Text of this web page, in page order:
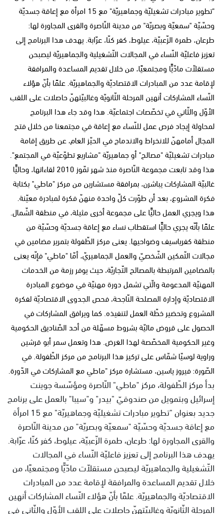
"تطوير مبادرات تشغيليّة وجماهيريّة" مع 15 امرأة مع إعاقة جسديّة
وحسّيّة "سمعيّة وبصريّة" من مدينة النّاصرة والقرى المجاورة لها:
طرعان، طمرة الزّعبيّة، عيلوط، كفر كنّا، عرّابة. يهدف هذا البرنامج إلى
تعزيز فاعليّة النّساء في المجالات التّشغيلية والجماهيريّة ليصبحن
مستقلاّت مادّيًّا ومجتمعيًا، من خلال تقديم المساعدة والمرافقة
لإقامة عدد من المبادرات الاقتصاديّة والجماهيريّة. علمًا بأنّ هؤلاء
النّساء المشاركات أنهين المرحلة الثّانويّة وغالبيّتهنّ حاصلات على اللقب
الأوّل والثّاني في تخصّصات اجتماعيّة. هذا وقد جاء هذا البرنامج
لمحاولة إيجاد فرص عمل للنّساء مع إعاقة في مجتمعنا من خلال فتح
المجال أمامهنّ للانخراط والاندماج في الحيّز العام، عن طريق إقامة
مبادرات تشغيليّة "مصالح" أو جماهيريّة "مشاريع تطوّعيّة في المجتمع".
هذا وقد تابعت مجموعة النّاصرة منذ شهر تمّوز 2010 لقاءاتها، وحاليًّا
غالبيّة المشاركات يباشرن، بمرافقة مستشارين من مركز "ماطي" بكتابة
فكرة المشروع، بعد أن طوّرت كلّ واحدة منهنّ فكرة لمبادرة معيّنة.
هذا ويجري العمل حاليًّا على مجموعة أخرى مثيلة، في منطقة الشّمال.
علمًا بأنّه يجري حاليًّا استقطاب نساء مع إعاقة جسديّة وحسّيّة من
منطقة كفرياسيف وضواحيها. يعنى مركز الطّفولة بتمرير مضامين في
مجالات التّمكين الشّخصيّ والعمل الجماهيريّ، أمّا "ماطي" فإنّه يعنى
بالمضامين المرتبطة بالمصالح التّجاريّة، حيث يوفر رزمة من الخدمات
المهنيّة المدعومة والّتي تشمل دورة مهنيّة في موضوع المبادرة
الاقتصاديّة وإدارة المصلحة النّاجحة، فحص الجدوى الاقتصاديّة لفكرة
المشروع وتحضير خطّة العمل لتنفيذه. كما ويرافق المشاركات في
الحصول على قروض ماليّة بشروط مسهّلة من أحد الصّناديق الحكومية
وغير الحكومية المخصّصة لهذا الغرض. هذا وتعمل سمر أبو قرشين
وراوية لوسيّا شمّاس على تركيز هذا البرنامج من مركز الطّفولة. في
الصّورة: فيروز ياسين، مستشارة مركز "ماطي مع المشاركات في الدّورة.
بدأ مركز الطّفولة، مركز "ماطي" النّاصرة ومؤسّسة جوينت
إسرائيل وبتمويل من صندوقيّ "بيدر" و"سيبا" بالعمل على برنامج
جديد بعنوان "تطوير مبادرات تشغيليّة وجماهيريّة" مع 15 امرأة
مع إعاقة جسديّة وحسّيّة "سمعيّة وبصريّة" من مدينة النّاصرة
والقرى المجاورة لها: طرعان، طمرة الزّعبيّة، عيلوط، كفر كنّا، عرّابة.
يهدف هذا البرنامج إلى تعزيز فاعليّة النّساء في المجالات
التّشغيلية والجماهيريّة ليصبحن مستقلاّت مادّيًّا ومجتمعيًا، من
خلال تقديم المساعدة والمرافقة لإقامة عدد من المبادرات
الاقتصاديّة والجماهيريّة. علمًا بأنّ هؤلاء النّساء المشاركات أنهين
المرحلة الثّانويّة وغالبيّتهنّ حاصلات على اللقب الأوّل والثّاني في